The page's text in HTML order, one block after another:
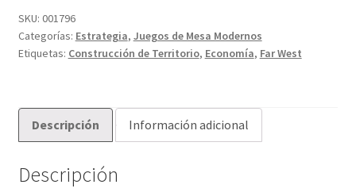
1849
cantidad
SKU: 001796
Categorías: Estrategia, Juegos de Mesa Modernos
Etiquetas: Construcción de Territorio, Economía, Far West
Descripción Información adicional
Descripción